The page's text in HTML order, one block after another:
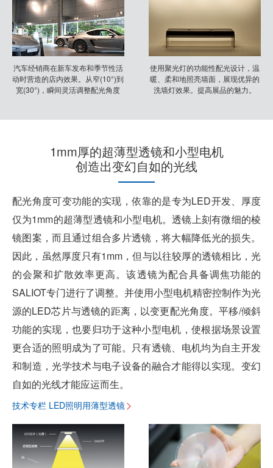
汽车经销商在新车发布和季节性活
动时营造的店内效果。从窄(10°)到
宽(30°)，瞬间灵活调整配光角度
使用聚光灯的功能性配光设计，温
暖、柔和地照亮墙面，展现优异的
洗墙灯效果。提高展品的魅力。
1mm厚的超薄型透镜和小型电机
创造出变幻自如的光线
配光角度可变功能的实现，依靠的是专为LED开发、厚度
仅为1mm的超薄型透镜和小型电机。透镜上刻有微细的棱
镜图案，而且通过组合多片透镜，将大幅降低光的损失。
因此，虽然厚度只有1mm，但与以往较厚的透镜相比，光
的会聚和扩散效率更高。该透镜为配合具备调焦功能的
SALIOT专门进行了调整。并使用小型电机精密控制作为光
源的LED芯片与透镜的距离，以变更配光角度。平移/倾斜
功能的实现，也要归功于这种小型电机，使根据场景设置
更合适的照明成为了可能。只有透镜、电机均为自主开发
和制造，光学技术与电子设备的融合才能得以实现。变幻
自如的光线才能应运而生。
技术专栏 LED照明用薄型透镜